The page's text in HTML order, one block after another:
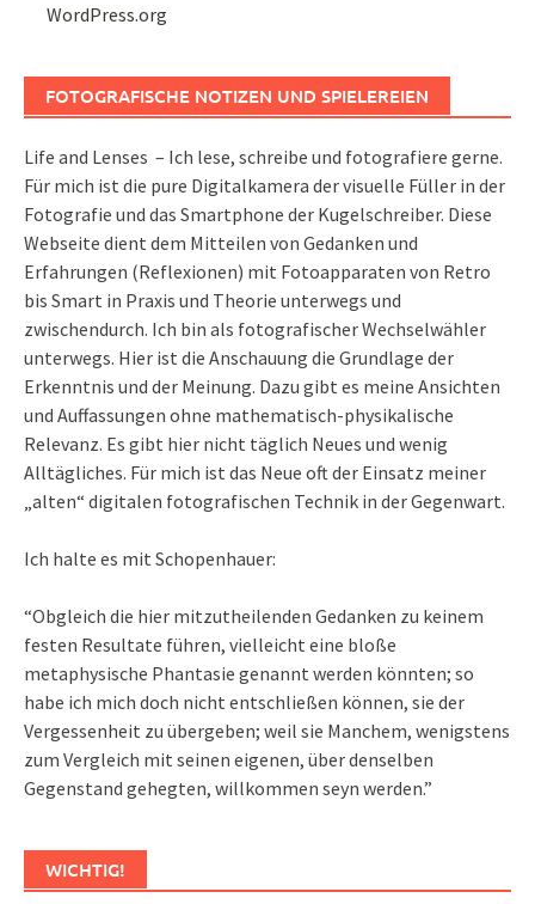
WordPress.org
FOTOGRAFISCHE NOTIZEN UND SPIELEREIEN
Life and Lenses – Ich lese, schreibe und fotografiere gerne.
Für mich ist die pure Digitalkamera der visuelle Füller in der
Fotografie und das Smartphone der Kugelschreiber. Diese
Webseite dient dem Mitteilen von Gedanken und
Erfahrungen (Reflexionen) mit Fotoapparaten von Retro
bis Smart in Praxis und Theorie unterwegs und
zwischendurch. Ich bin als fotografischer Wechselwähler
unterwegs. Hier ist die Anschauung die Grundlage der
Erkenntnis und der Meinung. Dazu gibt es meine Ansichten
und Auffassungen ohne mathematisch-physikalische
Relevanz. Es gibt hier nicht täglich Neues und wenig
Alltägliches. Für mich ist das Neue oft der Einsatz meiner
„alten“ digitalen fotografischen Technik in der Gegenwart.
Ich halte es mit Schopenhauer:
“Obgleich die hier mitzutheilenden Gedanken zu keinem
festen Resultate führen, vielleicht eine bloße
metaphysische Phantasie genannt werden könnten; so
habe ich mich doch nicht entschließen können, sie der
Vergessenheit zu übergeben; weil sie Manchem, wenigstens
zum Vergleich mit seinen eigenen, über denselben
Gegenstand gehegten, willkommen seyn werden.”
WICHTIG!